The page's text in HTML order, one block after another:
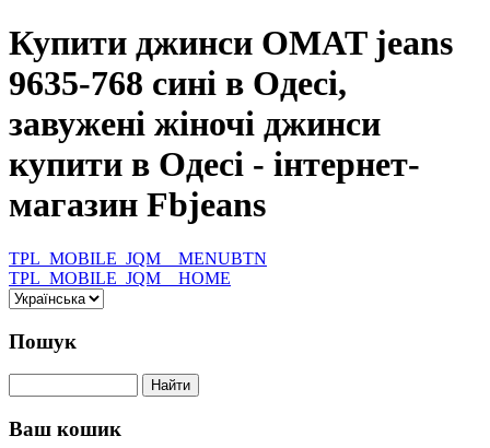
Купити джинси OMAT jeans
9635-768 сині в Одесі,
завужені жіночі джинси
купити в Одесі - інтернет-
магазин Fbjeans
TPL_MOBILE_JQM__MENUBTN
TPL_MOBILE_JQM__HOME
Пошук
Ваш кошик